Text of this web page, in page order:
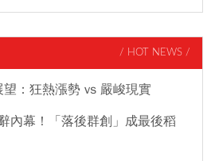
/ HOT NEWS /
：狂熱漲勢 vs 嚴峻現實
內幕！「落後群創」成最後稻